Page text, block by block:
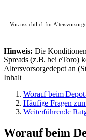
= Voraussichtlich für
Hinweis: Die
Spreads (z.B. bei eToro)
Altersvorsorgedepot an
Inhalt
Worauf beim
Häufige Fragen
Weiterführende
Worauf beim